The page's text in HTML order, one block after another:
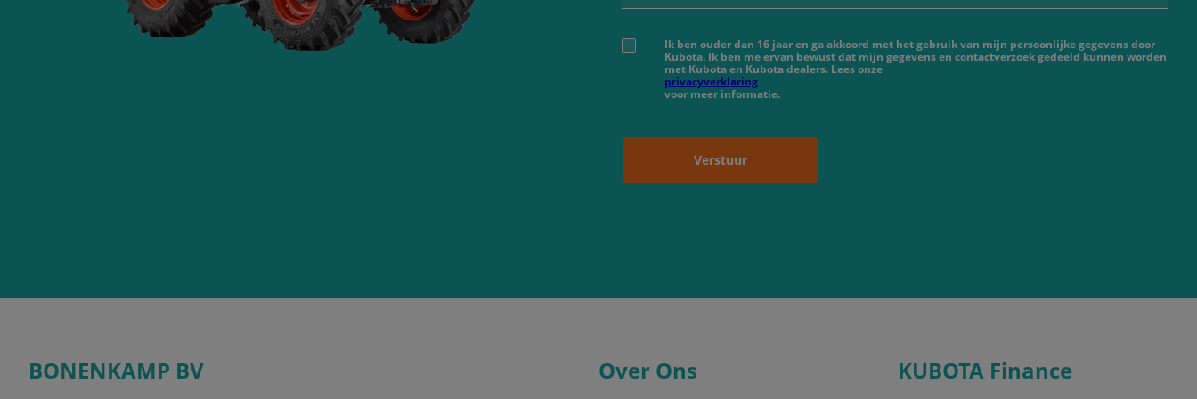
Ik ben ouder dan 16 jaar en ga akkoord met het gebruik van mijn persoonlijke gegevens door
Kubota. Ik ben me ervan bewust dat mijn gegevens en contactverzoek gedeeld kunnen worden
met Kubota en Kubota dealers. Lees onze
privacyverklaring
voor meer informatie.
Verstuur
BONENKAMP BV Over Ons KUBOTA Finance